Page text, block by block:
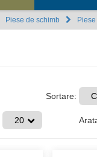
Abonare
Piese de schimb
Sortare:
20